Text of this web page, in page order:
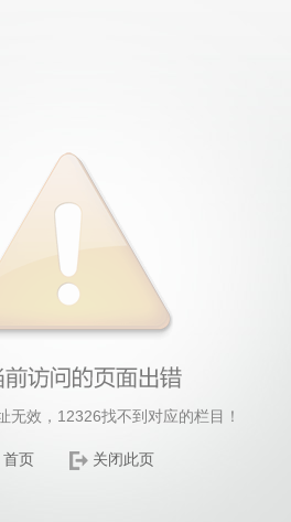
无效，12326找不到对应的栏目！
首页 关闭此页